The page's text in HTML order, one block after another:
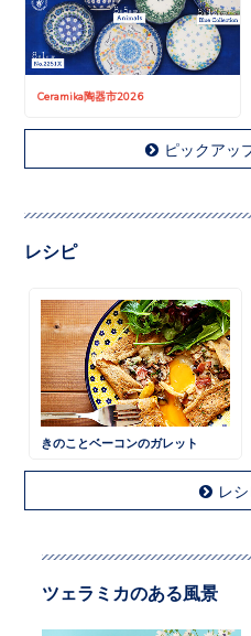
Ceramika陶器市2026
ピックアッ
レシピ
きのことベーコンのガレット
レ
ツェラミカのある風景